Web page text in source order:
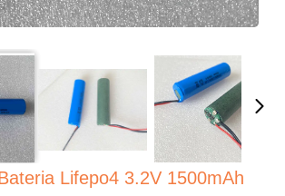
Lifepo4 3.2V 1500mAh